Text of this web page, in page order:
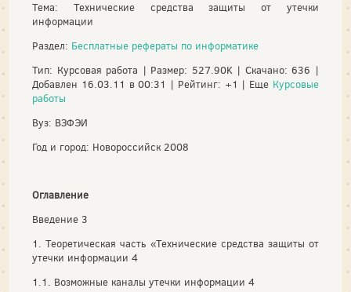
Тема: Технические средства защиты от утечки
информации
Раздел: Бесплатные рефераты по информатике
Тип: Курсовая работа | Размер: 527.90K | Скачано: 636 |
Добавлен 16.03.11 в 00:31 | Рейтинг: +1 | Еще Курсовые
работы
Вуз: ВЗФЭИ
Год и город: Новороссийск 2008
Оглавление
Введение 3
1. Теоретическая часть «Технические средства защиты от
утечки информации 4
1.1. Возможные каналы утечки информации 4